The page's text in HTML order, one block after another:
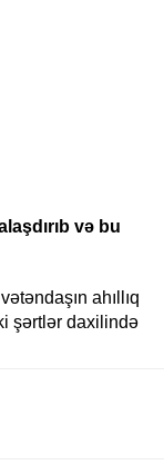
və bu
ahıllıq
şərtlər daxilində